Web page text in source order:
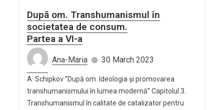
După om. Transhumanismul în
societatea de consum.
Partea a VI-a
Ana-Maria 30 March 2023
A. Schipkov ”După om. Ideologia și promovarea
transhumanismului în lumea modernă” Capitolul 3.
Transhumanismul în calitate de catalizator pentru